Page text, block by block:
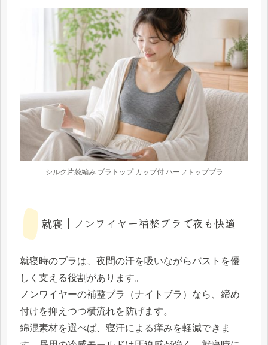
シルク片袋編み ブラトップ カップ付 ハーフトップブラ
就寝｜ノンワイヤー補整ブラで夜も快適
就寝時のブラは、夜間の汗を吸いながらバストを優
しく支える役割があります。
ノンワイヤーの補整ブラ（ナイトブラ）なら、締め
付けを抑えつつ横流れを防げます。
綿混素材を選べば、寝汗による痒みを軽減できま